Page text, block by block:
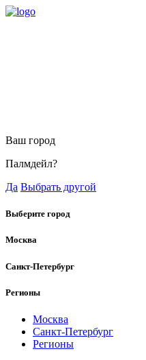
Ваш город
Палмдейл?
Да Выбрать другой
Выберите город
Москва
Санкт-Петербург
Регионы
Москва
Санкт-Петербург
Регионы